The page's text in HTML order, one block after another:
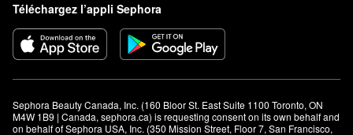
Téléchargez l’appli Sephora
Sephora Beauty Canada, Inc. (160 Bloor St. East Suite 1100 Toronto, ON
M4W 1B9 | Canada, sephora.ca) is requesting consent on its own behalf and
on behalf of Sephora USA, Inc. (350 Mission Street, Floor 7, San Francisco,